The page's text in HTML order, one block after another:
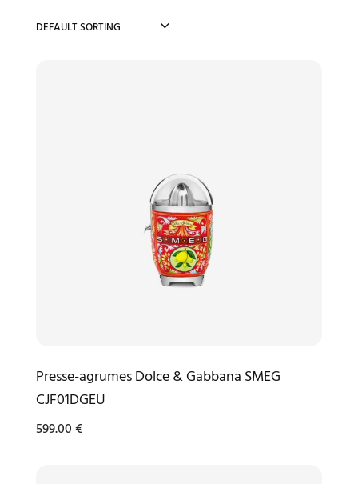
Presse-agrumes Dolce & Gabbana SMEG
CJF01DGEU
599.00€